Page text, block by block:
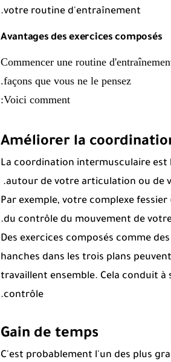
votre routine d'entraînement.
Avantages des exercices composés
Commencer une routine
façons que vous ne le pensez.
Voici comment:
Améliorer la
La coordination intermusculaire est
autour de votre articulation ou de
Par exemple, votre complexe
du contrôle du mouvement de
Des exercices composés comme
hanches dans les trois plans
travaillent ensemble. Cela conduit
contrôle
.
Gain de temps
C'est probablement l'un des plus